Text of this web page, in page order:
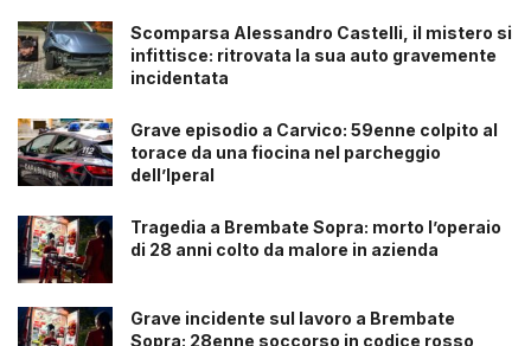
Scomparsa Alessandro Castelli, il mistero si
infittisce: ritrovata la sua auto gravemente
incidentata
Grave episodio a Carvico: 59enne colpito al
torace da una fiocina nel parcheggio
dell’Iperal
Tragedia a Brembate Sopra: morto l’operaio
di 28 anni colto da malore in azienda
Grave incidente sul lavoro a Brembate
Sopra: 28enne soccorso in codice rosso